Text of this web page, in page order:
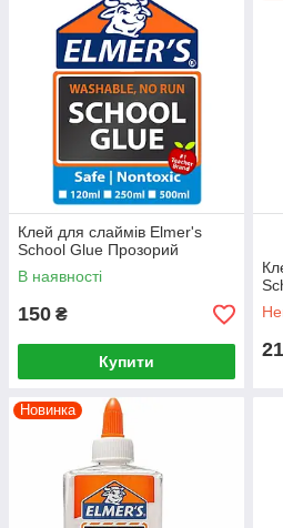
Клей для слаймів Elmer's
School Glue Прозорий
В наявності
150 ₴
Купити
Новинка